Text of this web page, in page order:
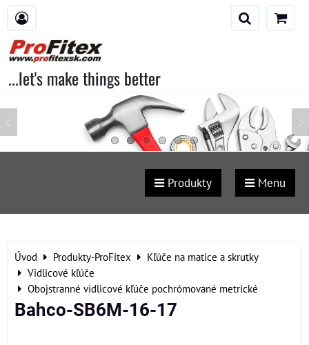
...let's make things better
Produkty Menu
Úvod Produkty-ProFitex
Kľúče na matice a skrutky
Vidlicové kľúče
Obojstranné vidlicové kľúče pochrómované metrické
Bahco-SB6M-16-17